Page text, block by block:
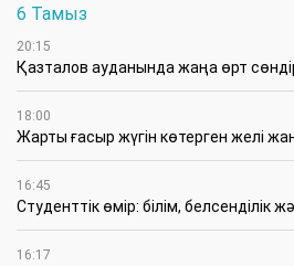
6 Тамыз
20:15
Қазталов ауданында жаңа өрт
18:00
Жарты ғасыр жүгін көтерген желі
16:45
Студенттік өмір: білім, белсенділік
16:17